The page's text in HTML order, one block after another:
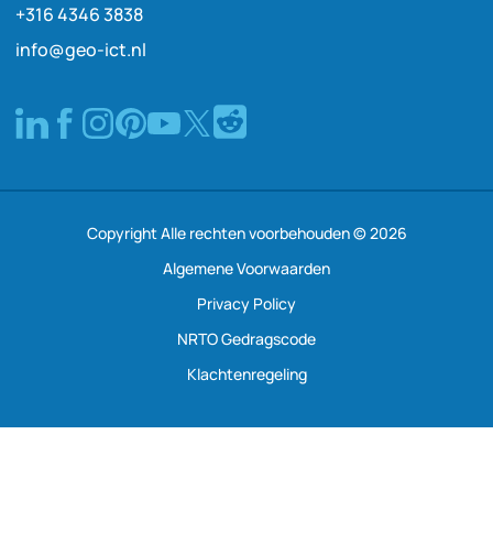
+316 4346 3838
info@geo-ict.nl
Copyright Alle rechten voorbehouden © 2026
Algemene Voorwaarden
Privacy Policy
NRTO Gedragscode
Klachtenregeling